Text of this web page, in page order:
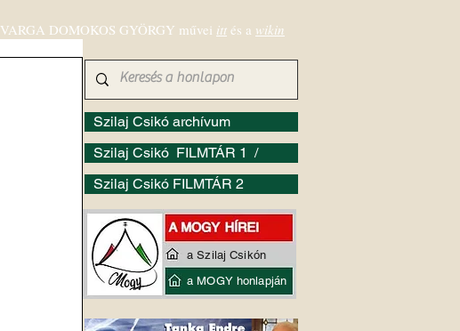
Szilaj Csikó archívum
Szilaj Csikó FILMTÁR 1 /
Szilaj Csikó FILMTÁR 2
VARGA DOMOKOS GYÖRGY művei itt és a wikin
a Szilaj Csikón
a MOGY honlapján